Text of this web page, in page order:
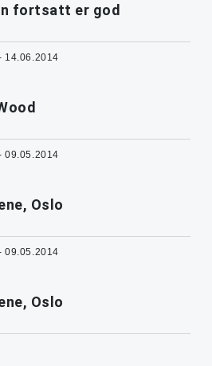
fortsatt er god
14.06.2014
09.05.2014
Oslo
09.05.2014
Oslo